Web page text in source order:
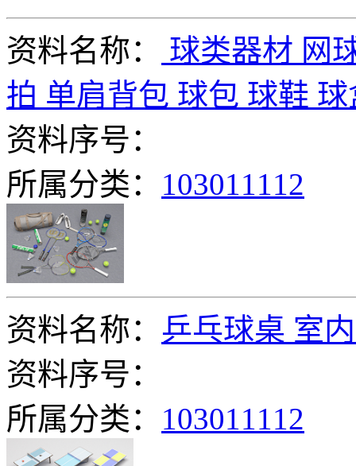
资料名称：
球类器材 网
拍 单肩背包 球包 球鞋 球
资料序号：
所属分类： 103011112
资料名称： 乒乓球桌 室
资料序号：
所属分类： 103011112